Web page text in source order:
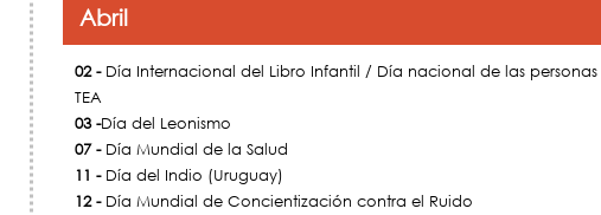
Abril
02 -Día Internacional del Libro Infantil / Día nacional de las
TEA
03 -Día del Leonismo
07 -Día Mundial de la Salud
11 -Día del Indio (Uruguay)
12 -Día Mundial de Concientización contra el Ruido